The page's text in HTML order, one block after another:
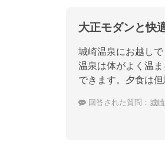
大正モダンと快
城崎温泉にお越し
温泉は体がよく温
できます。夕食は
回答された質問： 城